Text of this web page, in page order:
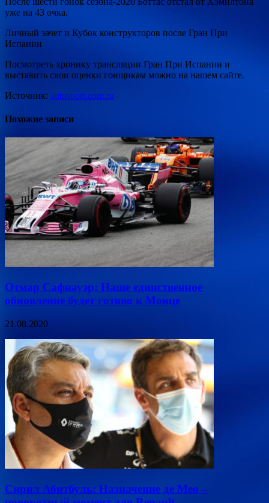
уже на 43 очка.
Личный зачет и Кубок конструкторов после Гран При
Испании
Посмотреть хронику трансляции Гран При Испании и
выставить свои оценки гонщикам можно на нашем сайте.
Источник: autosport.com.ru
Похожие записи
Отмар Сафнауэр: Наше единственное
обновление будет готово к Монце
21.08.2020
Сирил Абитбуль: Назначение де Мео –